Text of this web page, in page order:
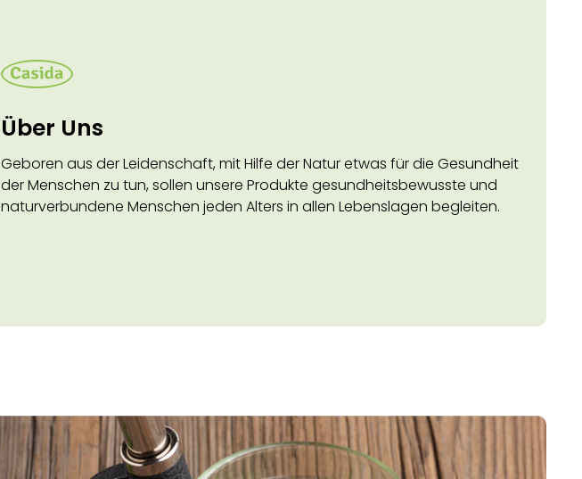
Über Uns
Geboren aus der Leidenschaft, mit Hilfe der Natur etwas für die Gesundheit
der Menschen zu tun, sollen unsere Produkte gesundheitsbewusste und
naturverbundene Menschen jeden Alters in allen Lebenslagen begleiten.